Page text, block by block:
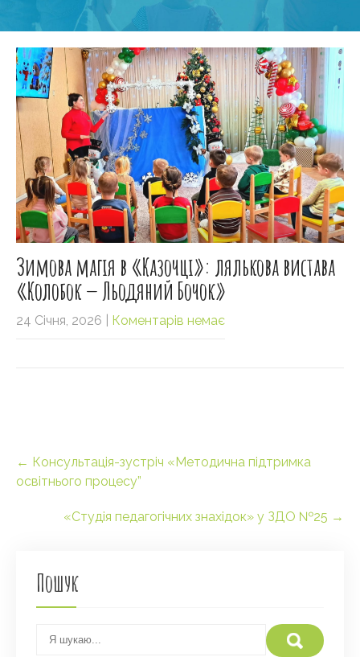
Зимова магія в «Казочці»: лялькова вистава
«Колобок — Льодяний Бочок»
24 Січня, 2026 Коментарів немає
Post
navigation
← Консультація-зустріч «Методична підтримка
освітнього процесу”
«Студія педагогічних знахідок» у ЗДО №25 →
Пошук